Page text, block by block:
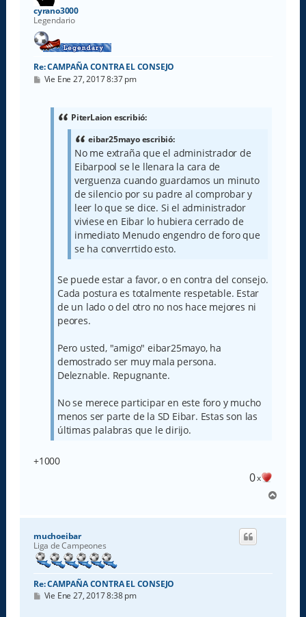
cyrano3000
Legendario
Re: CAMPAÑA CONTRA EL CONSEJO
M
Vie Ene 27, 2017 8:37 pm
PiterLaion escribió:
eibar25mayo escribió:
No me extraña que el administrador de
Eibarpool se le llenara la cara de
verguenza cuando guardamos un minuto
de silencio por su padre al comprobar y
leer lo que se dice. Si el administrador
viviese en Eibar lo hubiera cerrado de
inmediato Menudo engendro de foro que
se ha converrtido esto.
Se puede estar a favor, o en contra del consejo.
Cada postura es totalmente respetable. Estar
de un lado o del otro no nos hace mejores ni
peores.
Pero usted, "amigo" eibar25mayo, ha
demostrado ser muy mala persona.
Deleznable. Repugnante.
No se merece participar en este foro y mucho
menos ser parte de la SD Eibar. Estas son las
últimas palabras que le dirijo.
+1000
0x
r
muchoeibar
Liga de Campeones
Re: CAMPAÑA CONTRA EL CONSEJO
M
Vie Ene 27, 2017 8:38 pm